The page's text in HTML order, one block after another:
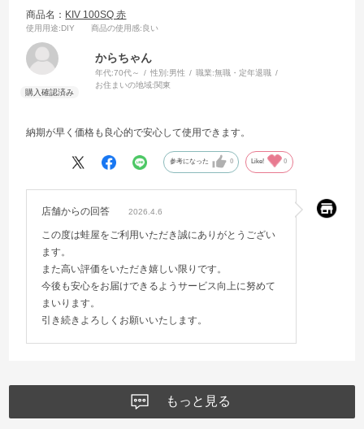
商品名： KIV 100SQ 赤
使用用途:DIY 商品の使用感:良い
からちゃん
年代:70代～ 性別:男性 職業:無職・定年退職
お住まいの地域:関東
納期が早く価格も良心的で安心して使用できます。
参考になった 0 Like! 0
店舗からの回答 2026.4.6
この度は蛙屋をご利用いただき誠にありがとうござい
ます。
また高い評価をいただき嬉しい限りです。
今後も安心をお届けできるようサービス向上に努めて
まいります。
引き続きよろしくお願いいたします。
もっと見る